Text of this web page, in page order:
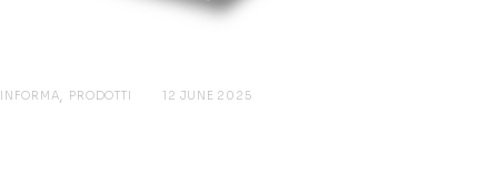
INFORMA PRODOTTI 12 JUNE 2025